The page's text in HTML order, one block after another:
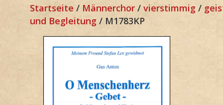
Startseite / Männerchor / vierstimmig /
und Begleitung / M1783KP